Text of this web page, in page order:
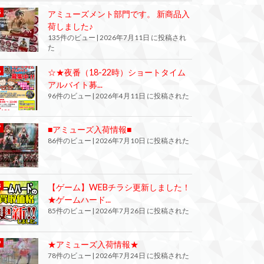
アミューズメント部門です。 新商品入
荷しました♪
135件のビュー | 2026年7月11日 に投稿され
た
☆★夜番（18-22時）ショートタイム
アルバイト募...
96件のビュー | 2026年4月11日 に投稿された
■アミューズ入荷情報■
86件のビュー 2026年7月10日 に投稿された
【ゲーム】WEBチラシ更新しました！
★ゲームハード...
85件のビュー | 2026年7月26日 に投稿された
★アミューズ入荷情報★
78件のビュー 2026年7月24日 に投稿された